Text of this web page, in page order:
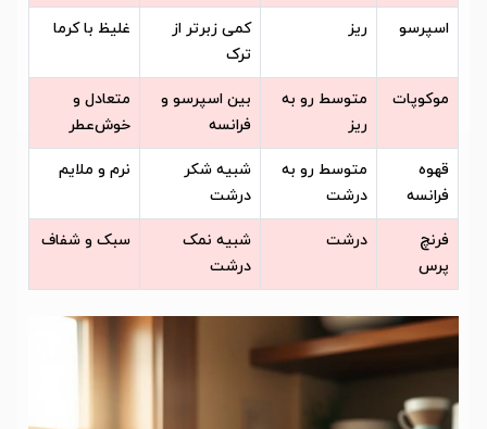
اسپرسو ریز
کمی زبرتر از
ترک
غلیظ با کرما
موکوپات
متوسط رو به
ریز
بین اسپرسو و
فرانسه
متعادل و
خوش‌عطر
قهوه
فرانسه
متوسط رو به
درشت
شبیه شکر
درشت
نرم و ملایم
فرنچ
پرس
درشت
شبیه نمک
درشت
سبک و شفاف